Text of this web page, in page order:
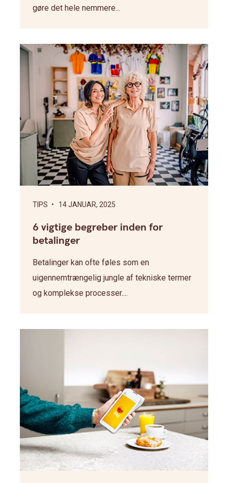
gøre det hele nemmere...
TIPS • 14 JANUAR, 2025
6 vigtige begreber inden for
betalinger
Betalinger kan ofte føles som en
uigennemtrængelig jungle af tekniske termer
og komplekse processer....